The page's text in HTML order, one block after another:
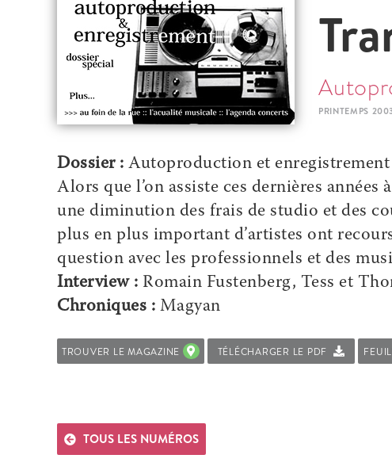
PRINTEMPS
Dossier : Autoproduction et enregistrement
Alors que l’on assiste ces dernières
une diminution des frais de studio et des
plus en plus important d’artistes ont
question avec les professionnels et des
Interview : Romain Fustenberg, Tess et
Chroniques : Magyan
TROUVER LE MAGAZINE TÉLÉCHARGER LE PDF
TOUS LES NUMÉROS